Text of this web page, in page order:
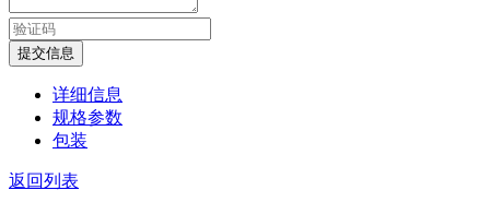
提交信息
详细信息
规格参数
包装
返回列表